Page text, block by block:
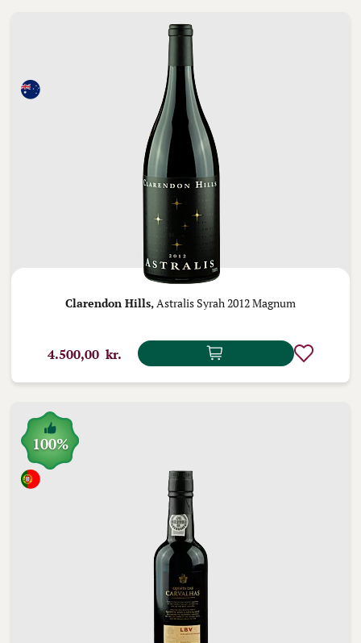
Clarendon Hills, Astralis Syrah 2012 Magnum
4.500,00 kr.
100%